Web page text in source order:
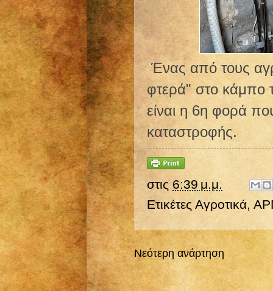
Ένας από τους
φτερά" στο κάμπο
είναι η 6η φορά
καταστροφής.
στις 6:39 μ.μ.
Ετικέτες Αγροτικά,
Νεότερη ανάρτηση